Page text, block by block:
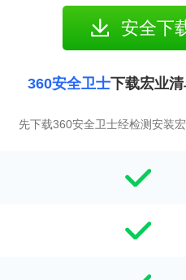
安全下
360安全卫士下载宏业
先下载360安全卫士经检测安装